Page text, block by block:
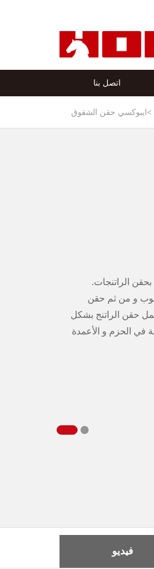
اتصل بنا
ايبوكسي حقن الشقوق
فيديو